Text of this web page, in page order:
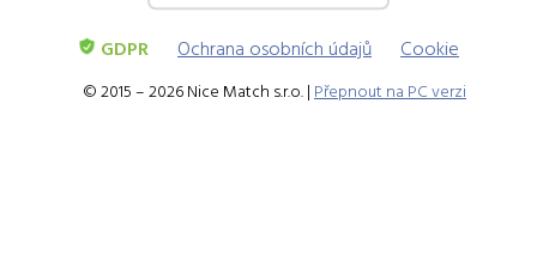
GDPR Ochrana osobních údajů Cookie
© 2015 – 2026 Nice Match s.r.o. | Přepnout na PC verzi